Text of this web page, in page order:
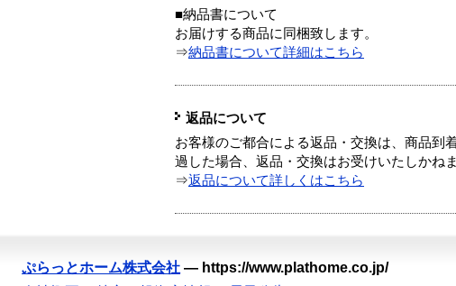
■納品書について
お届けする商品に同梱致します。
⇒納品書について詳細はこちら
返品について
お客様のご都合による返品・交換は、商品到
過した場合、返品・交換はお受けいたしかねま
⇒返品について詳しくはこちら
ぷらっとホーム株式会社 — https://www.plathome.co.jp/